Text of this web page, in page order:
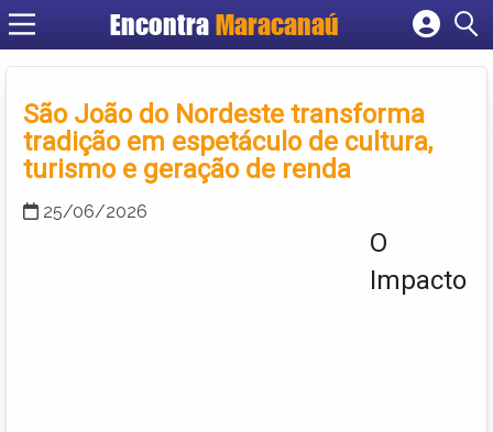
Encontra Maracanaú
Cadastrar empresa
Criar conta
São João do Nordeste transforma
tradição em espetáculo de cultura,
turismo e geração de renda
25/06/2026
O
Impacto